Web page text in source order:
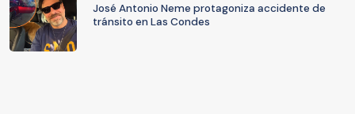
José Antonio Neme protagoniza accidente de
tránsito en Las Condes